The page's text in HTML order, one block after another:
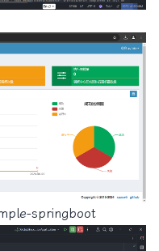
springboot